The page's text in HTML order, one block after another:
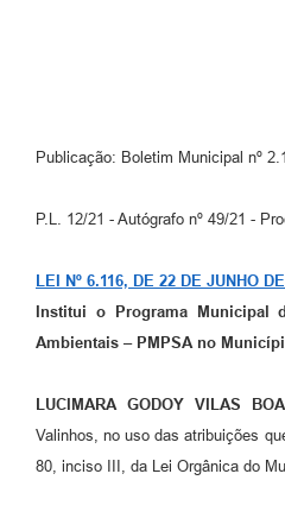
Contas Públicas
Telefones Úteis
Publicação: Boletim Municipal nº
P.L. 12/21 - Autógrafo nº 49/21 -
LEI Nº 6.116, DE 22 DE JUNHO
Institui o Programa Municipal
Ambientais – PMPSA no
LUCIMARA GODOY VILAS
Valinhos, no uso das atribuições
80, inciso III, da Lei Orgânica do